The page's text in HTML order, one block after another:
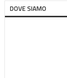
DOVE SIAMO